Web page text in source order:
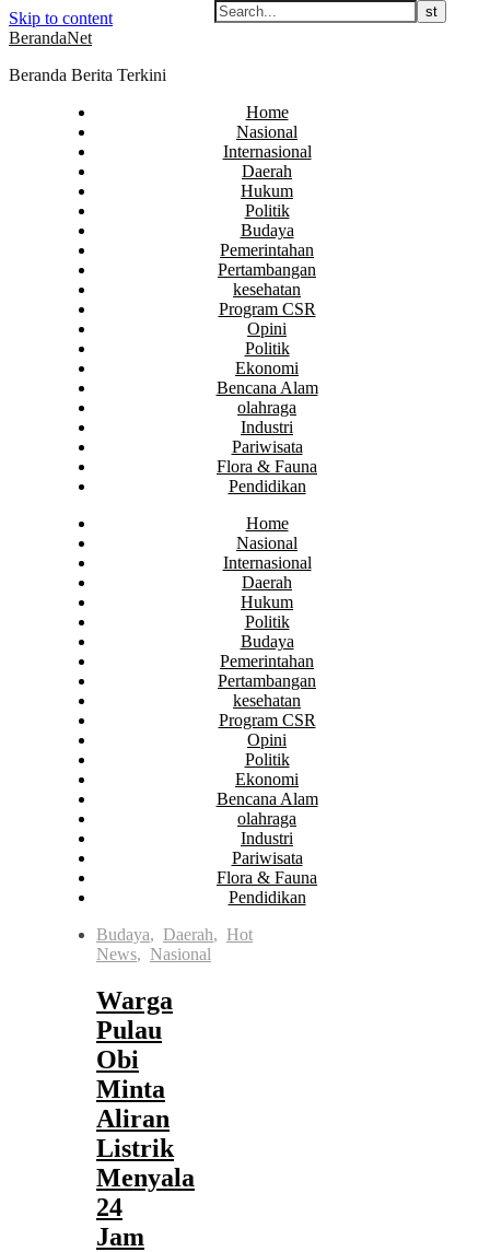
Skip to content
BerandaNet
Beranda Berita Terkini
Home
Nasional
Internasional
Daerah
Hukum
Politik
Budaya
Pemerintahan
Pertambangan
kesehatan
Program CSR
Opini
Politik
Ekonomi
Bencana Alam
olahraga
Industri
Pariwisata
Flora & Fauna
Pendidikan
Home
Nasional
Internasional
Daerah
Hukum
Politik
Budaya
Pemerintahan
Pertambangan
kesehatan
Program CSR
Opini
Politik
Ekonomi
Bencana Alam
olahraga
Industri
Pariwisata
Flora & Fauna
Pendidikan
Budaya, Daerah, Hot
News, Nasional
Warga
Pulau
Obi
Minta
Aliran
Listrik
Menyala
24
Jam